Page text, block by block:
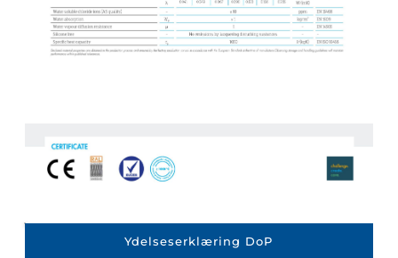
Ydelseserklæring DoP